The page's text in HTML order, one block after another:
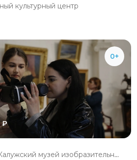
культурный центр
0+
₽
Калужский музей изобразительны...